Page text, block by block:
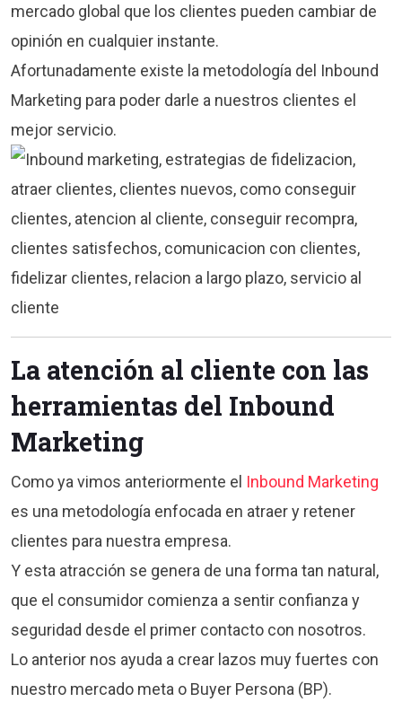
mercado global que los clientes pueden cambiar de
opinión en cualquier instante.
Afortunadamente existe la metodología del Inbound
Marketing para poder darle a nuestros clientes el
mejor servicio.
La atención al cliente con las
herramientas del Inbound
Marketing
Como ya vimos anteriormente el Inbound Marketing
es una metodología enfocada en atraer y retener
clientes para nuestra empresa.
Y esta atracción se genera de una forma tan natural,
que el consumidor comienza a sentir confianza y
seguridad desde el primer contacto con nosotros.
Lo anterior nos ayuda a crear lazos muy fuertes con
nuestro mercado meta o Buyer Persona (BP).